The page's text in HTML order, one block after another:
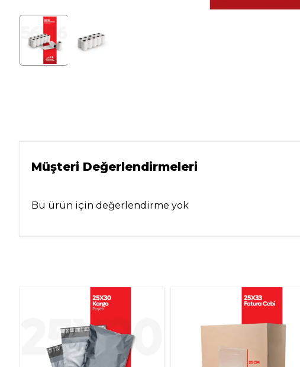
Müşteri Değerlendirmeleri
Bu ürün için değerlendirme yok